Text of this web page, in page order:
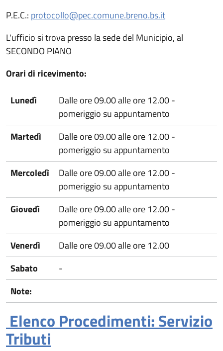
P.E.C.: protocollo@pec.comune.breno.bs.it
L'ufficio si trova presso la sede del Municipio, al
SECONDO PIANO
Orari di ricevimento:
Lunedì
Dalle ore 09.00 alle ore 12.00 -
pomeriggio su appuntamento
Martedì
Dalle ore 09.00 alle ore 12.00 -
pomeriggio su appuntamento
Mercoledì
Dalle ore 09.00 alle ore 12.00 -
pomeriggio su appuntamento
Giovedì
Dalle ore 09.00 alle ore 12.00 -
pomeriggio su appuntamento
Venerdì
Dalle ore 09.00 alle ore 12.00
Sabato
-
Note:
Elenco Procedimenti: Servizio
Tributi